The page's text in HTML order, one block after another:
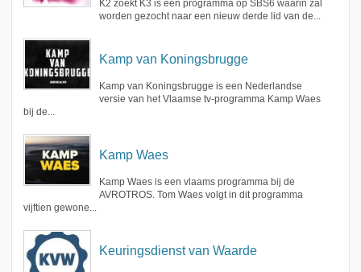
K2 zoekt K3 is een programma op SBS6 waarin zal
worden gezocht naar een nieuw derde lid van de...
Kamp van Koningsbrugge
Kamp van Koningsbrugge is een Nederlandse
versie van het Vlaamse tv-programma Kamp Waes
bij de...
Kamp Waes
Kamp Waes is een vlaams programma bij de
AVROTROS. Tom Waes volgt in dit programma
vijftien gewone...
Keuringsdienst van Waarde